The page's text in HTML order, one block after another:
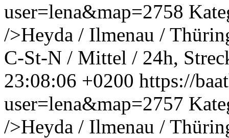
user=lena&map=2758
/>Heyda / Ilmenau /
C-St-N / Mittel / 24h,
23:08:06 +0200 https://
user=lena&map=2757
/>Heyda / Ilmenau /